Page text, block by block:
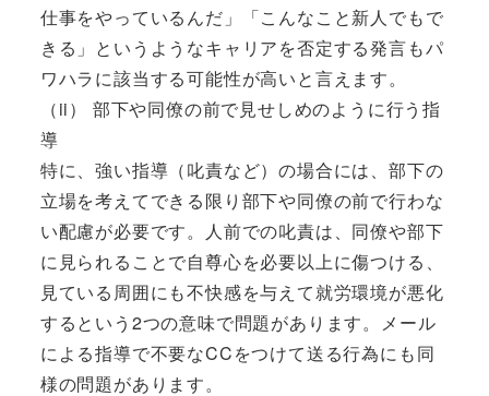
仕事をやっているんだ」「こんなこと新人でもで
きる」というようなキャリアを否定する発言もパ
ワハラに該当する可能性が高いと言えます。
（ii） 部下や同僚の前で見せしめのように行う指
導
特に、強い指導（叱責など）の場合には、部下の
立場を考えてできる限り部下や同僚の前で行わな
い配慮が必要です。人前での叱責は、同僚や部下
に見られることで自尊心を必要以上に傷つける、
見ている周囲にも不快感を与えて就労環境が悪化
するという2つの意味で問題があります。メール
による指導で不要なCCをつけて送る行為にも同
様の問題があります。